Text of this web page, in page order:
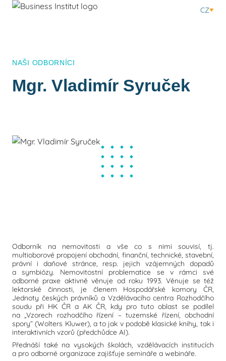
CZ
NAŠI ODBORNÍCI
Mgr. Vladimír Syruček
Odborník na nemovitosti a vše co s nimi souvisí, tj.
multioborové propojení obchodní, finanční, technické, stavební,
právní i daňové stránce, resp. jejich vzájemných dopadů
a symbiózy. Nemovitostní problematice se v rámci své
odborné praxe aktivně věnuje od roku 1993. Věnuje se též
lektorské činnosti, je členem Hospodářské komory ČR,
Jednoty českých právníků a Vzdělávacího centra Rozhodčího
soudu při HK ČR a AK ČR, kdy pro tuto oblast se podílel
na „Vzorech rozhodčího řízení – tuzemské řízení, obchodní
spory“ (Wolters Kluwer), a to jak v podobě klasické knihy, tak i
interaktivních vzorů (předchůdce AI).
Přednáší také na vysokých školách, vzdělávacích institucích
a pro odborné organizace zajišťuje semináře a webináře.